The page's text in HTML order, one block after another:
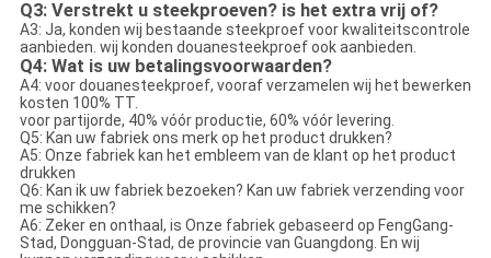
Q3: Verstrekt u steekproeven? is het extra vrij of?
A3: Ja, konden wij bestaande steekproef voor kwaliteitscontrole
aanbieden. wij konden douanesteekproef ook aanbieden.
Q4: Wat is uw betalingsvoorwaarden?
A4: voor douanesteekproef, vooraf verzamelen wij het bewerken
kosten 100% TT.
voor partijorde, 40% vóór productie, 60% vóór levering.
Q5: Kan uw fabriek ons merk op het product drukken?
A5: Onze fabriek kan het embleem van de klant op het product
drukken
Q6: Kan ik uw fabriek bezoeken? Kan uw fabriek verzending voor
me schikken?
A6: Zeker en onthaal, is Onze fabriek gebaseerd op FengGang-
Stad, Dongguan-Stad, de provincie van Guangdong. En wij